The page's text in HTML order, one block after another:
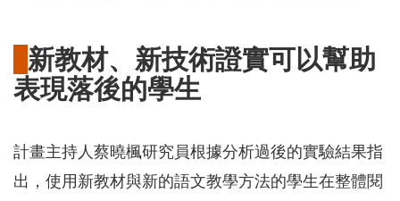
新教材、新技術證實可以幫助
表現落後的學生
計畫主持人蔡曉楓研究員根據分析過後的實驗結果指
出，使用新教材與新的語文教學方法的學生在整體閱